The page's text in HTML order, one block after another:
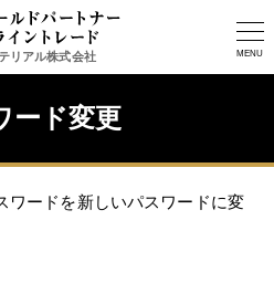
リアル株式会社 MENU
ード変更
ワードを新しいパスワードに変